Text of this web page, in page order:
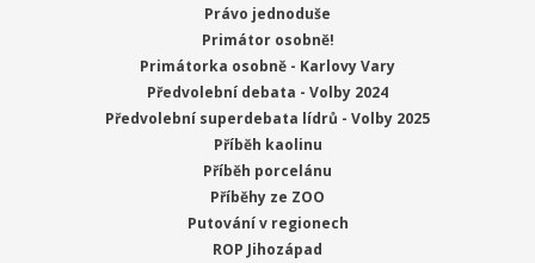
Právo jednoduše
Primátor osobně!
Primátorka osobně - Karlovy Vary
Předvolební debata - Volby 2024
Předvolební superdebata lídrů - Volby 2025
Příběh kaolinu
Příběh porcelánu
Příběhy ze ZOO
Putování v regionech
ROP Jihozápad